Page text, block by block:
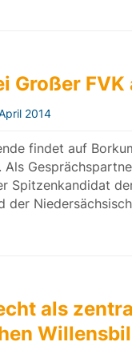
Großer FVK
2014
findet auf
Als
Spitzenkandidat
der
als